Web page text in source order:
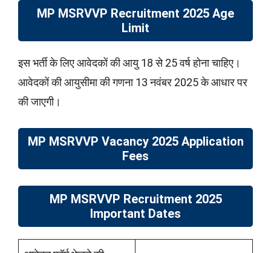
MP MSRVVP Recruitment 2025 Age
Limit
इस भर्ती के लिए आवेदकों की आयु 18 से 25 वर्ष होना चाहिए।
आवेदकों की आयुसीमा की गणना 13 नवंबर 2025 के आधार पर
की जाएगी।
MP MSRVVP Vacancy 2025 Application
Fees
MP MSRVVP Recruitment 2025
Important Dates